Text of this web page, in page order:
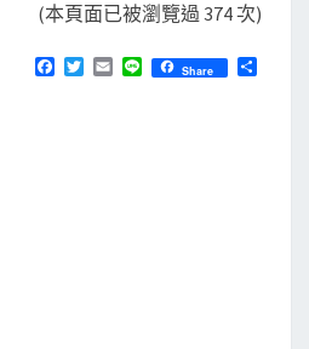
(本頁面已被瀏覽過 374 次)
E
Share